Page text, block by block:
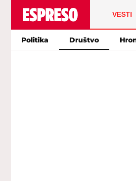
VESTI
Politika Društvo